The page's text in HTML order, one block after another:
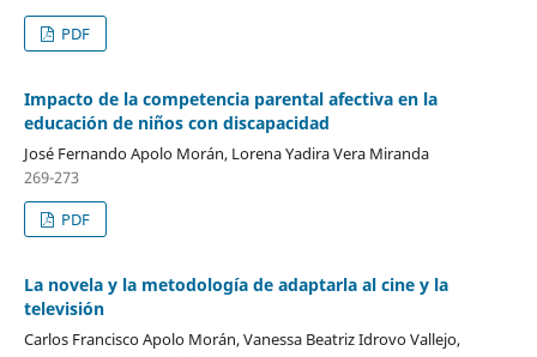
PDF
Impacto de la competencia parental afectiva en la
educación de niños con discapacidad
José Fernando Apolo Morán, Lorena Yadira Vera Miranda
269-273
PDF
La novela y la metodología de adaptarla al cine y la
televisión
Carlos Francisco Apolo Morán, Vanessa Beatriz Idrovo Vallejo,